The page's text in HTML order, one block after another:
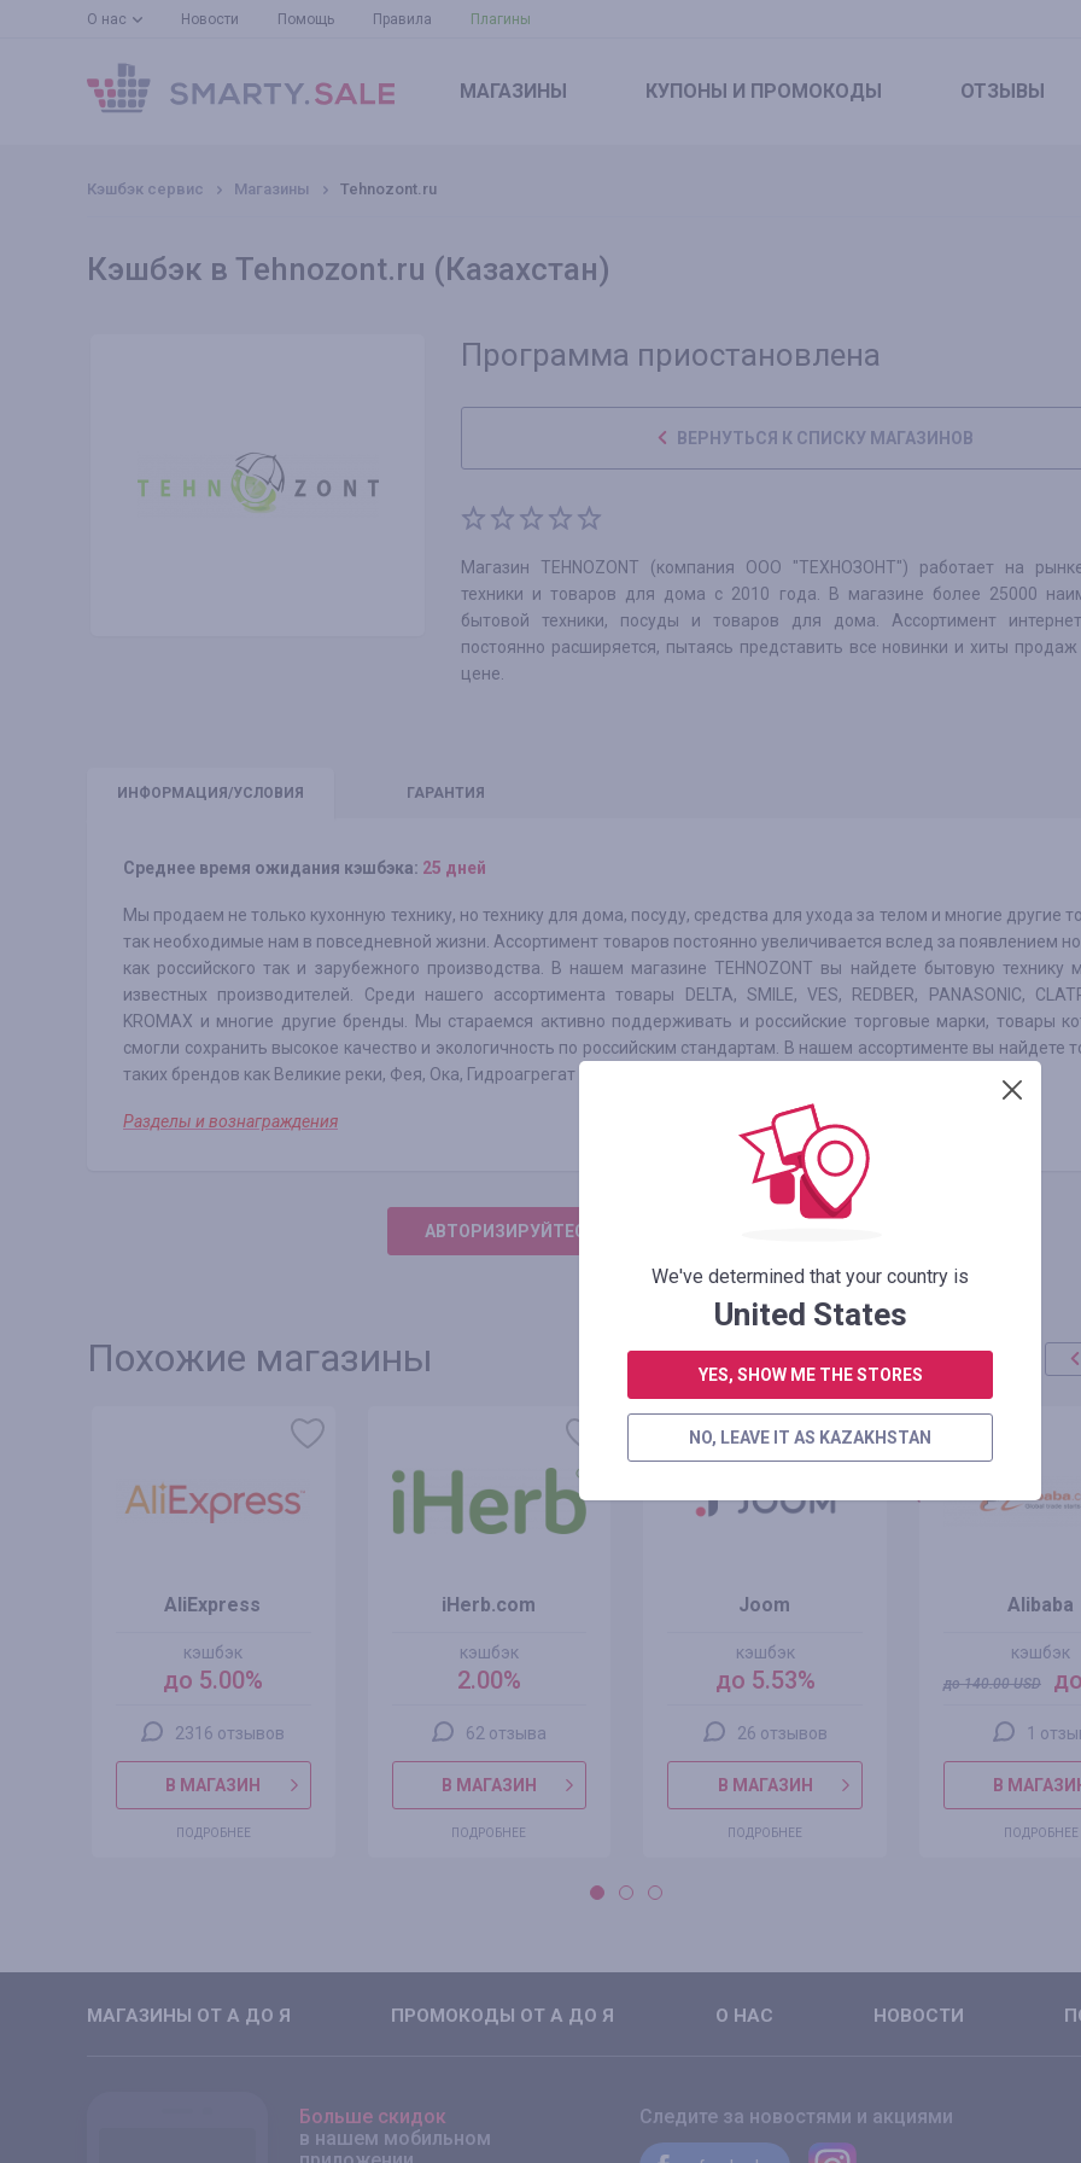
О нас Новости Помощь Правила Плагины
МАГАЗИНЫ КУПОНЫ И ПРОМОКОДЫ ОТЗЫВЫ
Кэшбэк сервис Магазины Tehnozont.ru
Кэшбэк в Tehnozont.ru (Казахстан)
Программа приостановлена
ВЕРНУТЬСЯ К СПИСКУ МАГАЗИНОВ
Магазин TEHNOZONT (компания ООО "ТЕХНОЗОНТ") работает на
техники и товаров для дома с 2010 года. В магазине более 25000
бытовой техники, посуды и товаров для дома. Ассортимент
постоянно расширяется, пытаясь представить все новинки и хиты продаж
цене.
ИНФО РМАЦИЯ/УСЛОВИЯ ГАРАНТИЯ
Среднее время ожидания кэшбэка: 25 дней
Мы продаем не только кухонную технику, но технику для дома, посуду, средства для ухода за телом и многие другие
так необходимые нам в повседневной жизни. Ассортимент товаров постоянно увеличивается вслед за появлением
как российского так и зарубежного производства. В нашем магазине TEHNOZONT вы найдете бытовую технику
известных производителей. Среди нашего ассортимента товары DELTA, SMILE, VES, REDBER, PANASONIC,
KROMAX и многие другие бренды. Мы стараемся активно поддерживать и российские торговые марки, товары
смогли сохранить высокое качество и экологичность по российским стандартам. В нашем ассортименте вы найдете
таких брендов как Великие реки, Фея, Ока, Гидроагрегат и многие другие.
Разделы и вознаграждения
АВТОРИЗИРУЙТЕСЬ, ЧТОБЫ ОСТАВИТЬ ОТЗЫВ
Похожие магазины
AliExpress
кэшбэк
до 5.00%
2316 отзывов
В МАГАЗИН
ПОДРОБНЕЕ
iHerb.com
кэшбэк
2.00%
62 отзыва
В МАГАЗИН
ПОДРОБНЕЕ
Joom
кэшбэк
до 5.53%
26 отзывов
В МАГАЗИН
ПОДРОБНЕЕ
акция
+100%
Alibaba
кэшбэк
до140.00USD
1
В
ПОДРОБНЕЕ
МАГАЗИНЫ ОТ А ДО Я ПРОМОКОДЫ ОТ А ДО Я О НАС НОВОСТИ
Больше скидок
в нашем мобильном
Следите за новостями и акциями
We've determined that your country is
United States
YES, SHOW ME THE STORES
NO, LEAVE IT AS KAZAKHSTAN